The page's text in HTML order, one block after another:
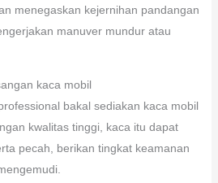
menegaskan kejernihan pandangan
manuver mundur atau
kaca mobil
bakal sediakan kaca mobil
kwalitas tinggi, kaca itu dapat
pecah, berikan tingkat keamanan